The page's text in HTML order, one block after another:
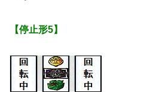
【停止形5】